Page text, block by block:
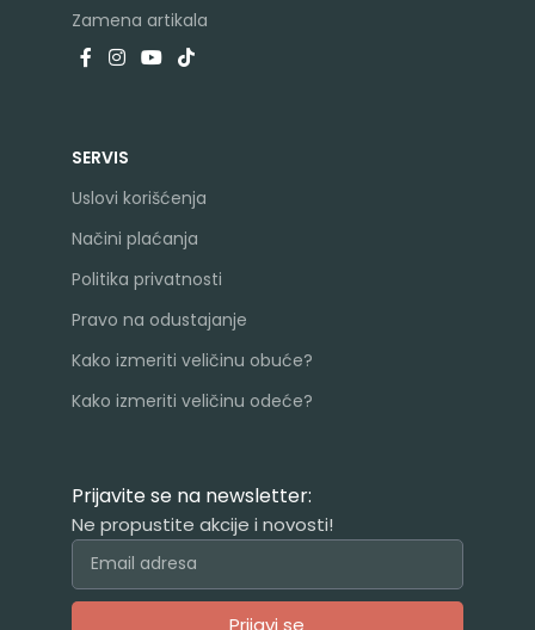
Zamena artikala
SERVIS
Uslovi korišćenja
Načini plaćanja
Politika privatnosti
Pravo na odustajanje
Kako izmeriti veličinu obuće?
Kako izmeriti veličinu odeće?
Prijavite se na newsletter:
Ne propustite akcije i novosti!